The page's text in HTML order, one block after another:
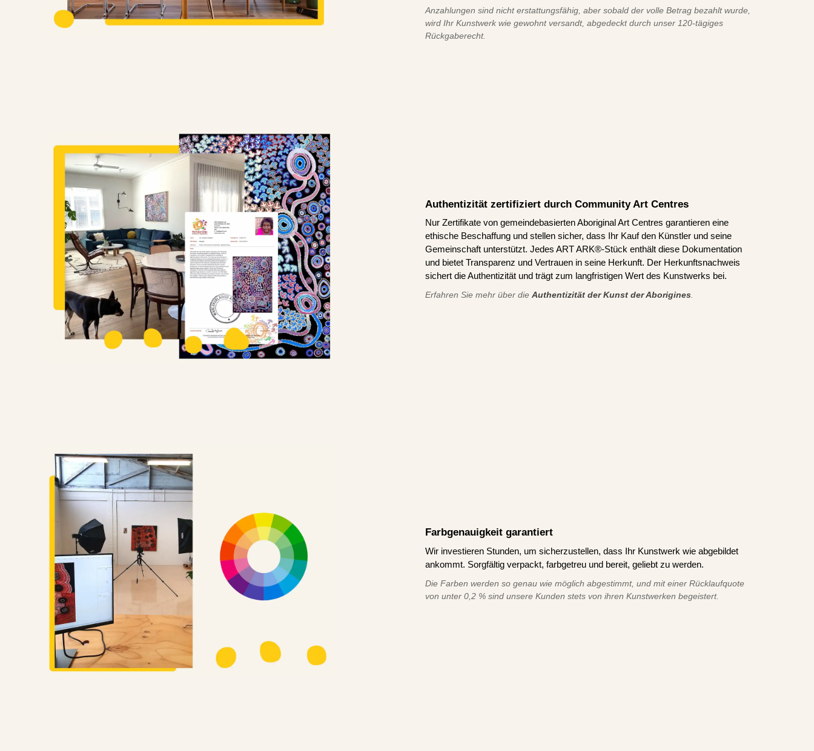
Anzahlungen sind nicht erstattungsfähig, aber sobald der volle Betrag bezahlt wurde,
wird Ihr Kunstwerk wie gewohnt versandt, abgedeckt durch unser 120-tägiges
Rückgaberecht.
Authentizität zertifiziert durch Community Art Centres
Nur Zertifikate von gemeindebasierten Aboriginal Art Centres garantieren eine
ethische Beschaffung und stellen sicher, dass Ihr Kauf den Künstler und seine
Gemeinschaft unterstützt. Jedes ART ARK®-Stück enthält diese Dokumentation
und bietet Transparenz und Vertrauen in seine Herkunft. Der Herkunftsnachweis
sichert die Authentizität und trägt zum langfristigen Wert des Kunstwerks bei.
Erfahren Sie mehr über die Authentizität der Kunst der Aborigines.
Farbgenauigkeit garantiert
Wir investieren Stunden, um sicherzustellen, dass Ihr Kunstwerk wie abgebildet
ankommt. Sorgfältig verpackt, farbgetreu und bereit, geliebt zu werden.
Die Farben werden so genau wie möglich abgestimmt, und mit einer Rücklaufquote
von unter 0,2 % sind unsere Kunden stets von ihren Kunstwerken begeistert.